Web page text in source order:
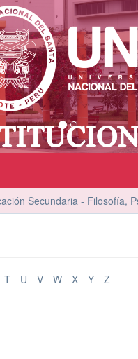
Secundaria - Filosofía,
T U V W X Y Z